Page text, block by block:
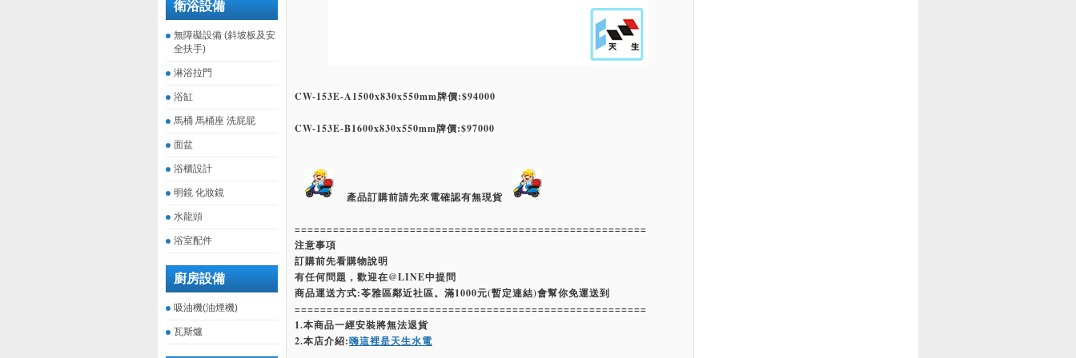
衛浴設備
無障礙設備 (斜坡板及安
全扶手)
淋浴拉門
浴缸
馬桶 馬桶座 洗屁屁
面盆
浴櫃設計
明鏡 化妝鏡
水龍頭
浴室配件
廚房設備
吸油機(油煙機)
瓦斯爐
CW-153E-A1500x830x550mm牌價:$94000
CW-153E-B1600x830x550mm牌價:$97000
產品訂購前請先來電確認有無現貨
=======================================================
注意事項
訂購前先看購物說明
有任何問題，歡迎在@LINE中提問
商品運送方式:苓雅區鄰近社區。滿1000元(暫定連結)會幫你免運送到
=======================================================
1.本商品一經安裝將無法退貨
2.本店介紹:嗨這裡是天生水電